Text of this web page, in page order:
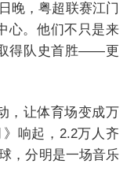
晚，粤超联赛江门
心。他们不只是来
得队史首胜——更
，让体育场变成万
响起，2.2万人齐
，分明是一场音乐